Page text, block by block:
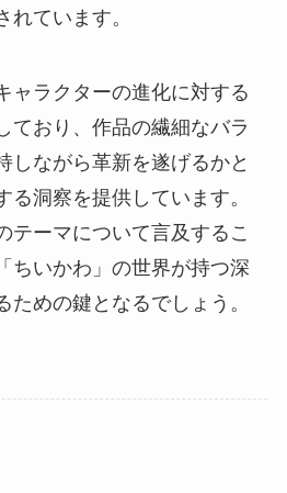
れています。
ャラクターの進化に対する
ており、作品の繊細なバラ
しながら革新を遂げるかと
る洞察を提供しています。
テーマについて言及するこ
ちいかわ」の世界が持つ深
ための鍵となるでしょう。